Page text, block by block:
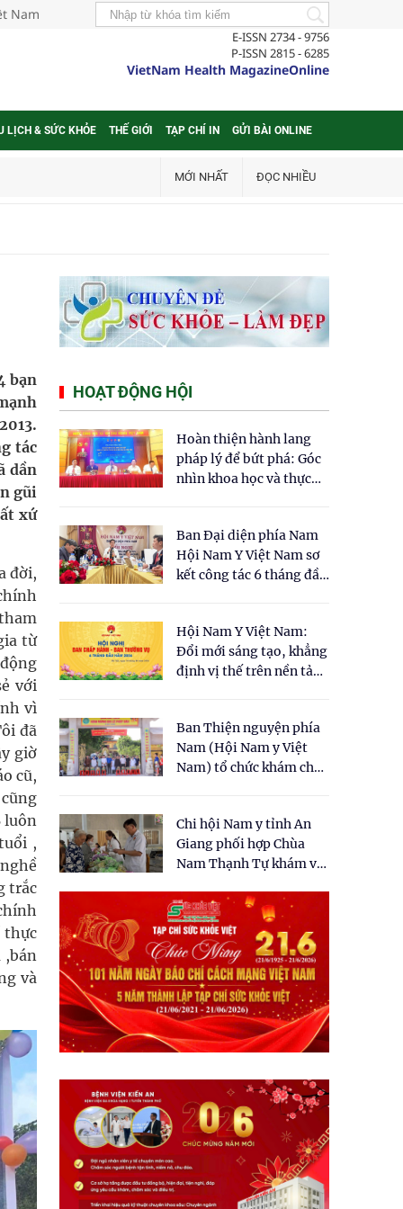
Nam
E-ISSN 2734 - 9756
P-ISSN 2815 - 6285
VietNam Health MagazineOnline
LỊCH & SỨC KHỎE THẾ GIỚI TẠP CHÍ IN GỬI BÀI ONLINE
MỚI NHẤT ĐỌC NHIỀU
bạn
tác
dần
gũi
xứ
đời,
từ
với
vì
đã
giờ
cũ,
luôn
,
trắc
thực
,bán
và
HOẠT ĐỘNG HỘI
Hoàn thiện hành lang
pháp lý để bứt phá: Góc
nhìn khoa học và thực
cho Luật Y dược cổ
truyền Việt Nam"
Ban Đại diện phía Nam
Hội Nam Y Việt Nam sơ
kết công tác 6 tháng đầu
Hội Nam Y Việt Nam:
Đổi mới sáng tạo, khẳng
định vị thế trên nền tảng
Ban Thiện nguyện phía
Nam (Hội Nam y Việt
Nam) tổ chức khám chữa
dân tại xã Tân Tập
Chi hội Nam y tỉnh An
Giang phối hợp Chùa
Nam Thạnh Tự khám và
nhân dân